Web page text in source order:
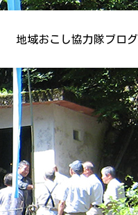
地域おこし協力隊ブログ